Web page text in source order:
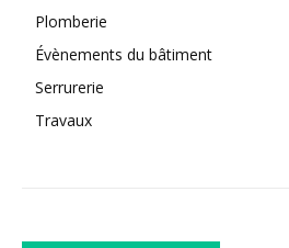
Plomberie
Évènements du bâtiment
Serrurerie
Travaux